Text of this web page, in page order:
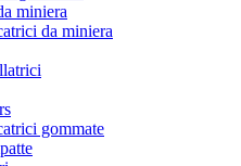
miniera
da miniera
gommate